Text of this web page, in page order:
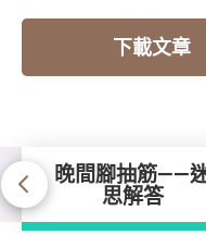
下載文章
晚間腳抽筋——
思解答